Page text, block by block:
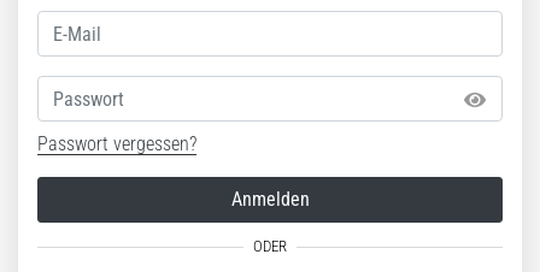
Passwort
Passwort vergessen?
Anmelden